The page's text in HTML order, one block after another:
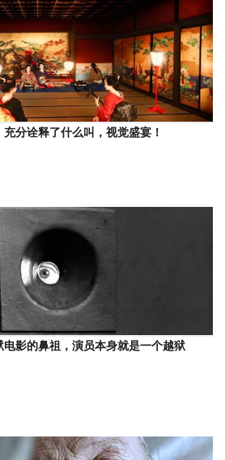
充分诠释了什么叫，视觉盛宴！
电影的鼻祖，演员本身就是一个越狱